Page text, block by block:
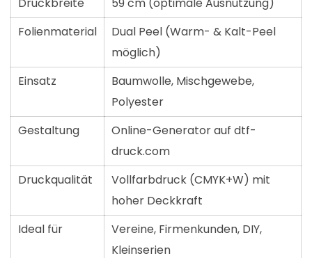
Druckbreite
59 cm (optimale Ausnutzung)
Folienmaterial
Dual Peel (Warm- & Kalt-Peel
möglich)
Einsatz
Baumwolle, Mischgewebe,
Polyester
Gestaltung
Online-Generator auf dtf-
druck.com
Druckqualität
Vollfarbdruck (CMYK+W) mit
hoher Deckkraft
Ideal für
Vereine, Firmenkunden, DIY,
Kleinserien